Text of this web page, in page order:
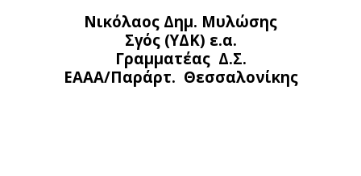
Νικόλαος Δημ. Μυλώσης
Σγός (ΥΔΚ) ε.α.
Γραμματέας Δ.Σ.
ΕΑΑΑ/Παράρτ. Θεσσαλονίκης